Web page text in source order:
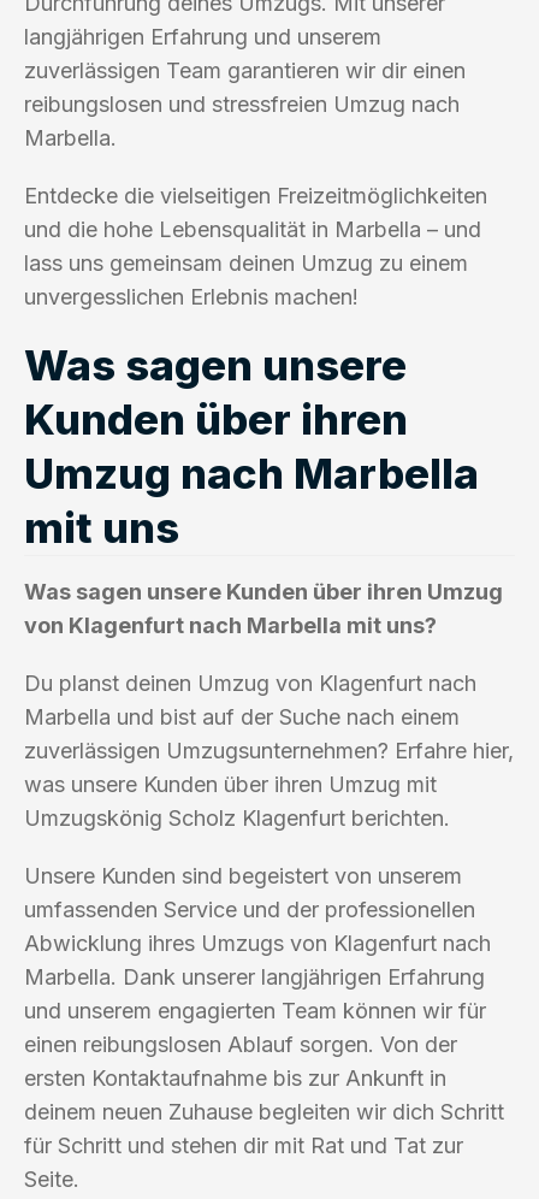
langjährigen Erfahrung und unserem
zuverlässigen Team garantieren wir dir einen
reibungslosen und stressfreien Umzug nach
Marbella.
Entdecke die vielseitigen Freizeitmöglichkeiten
und die hohe Lebensqualität in Marbella – und
lass uns gemeinsam deinen Umzug zu einem
unvergesslichen Erlebnis machen!
Was sagen unsere
Kunden über ihren
Umzug nach Marbella
mit uns
Was sagen unsere Kunden über ihren Umzug
von Klagenfurt nach Marbella mit uns?
Du planst deinen Umzug von Klagenfurt nach
Marbella und bist auf der Suche nach einem
zuverlässigen Umzugsunternehmen? Erfahre hier,
was unsere Kunden über ihren Umzug mit
Umzugskönig Scholz Klagenfurt berichten.
Unsere Kunden sind begeistert von unserem
umfassenden Service und der professionellen
Abwicklung ihres Umzugs von Klagenfurt nach
Marbella. Dank unserer langjährigen Erfahrung
und unserem engagierten Team können wir für
einen reibungslosen Ablauf sorgen. Von der
ersten Kontaktaufnahme bis zur Ankunft in
deinem neuen Zuhause begleiten wir dich Schritt
für Schritt und stehen dir mit Rat und Tat zur
Seite.